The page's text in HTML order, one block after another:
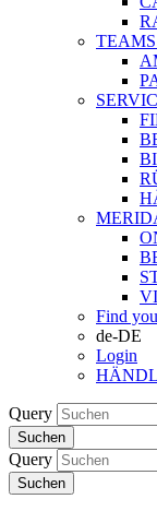
Find
de-DE
Login
Query
Suchen
Query
Suchen